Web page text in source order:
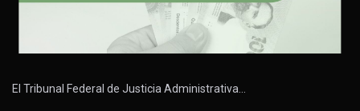
El Tribunal Federal de Justicia Administrativa…